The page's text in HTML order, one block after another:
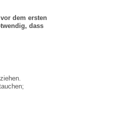
dem ersten
dass